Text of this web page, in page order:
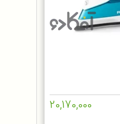
20,170,000